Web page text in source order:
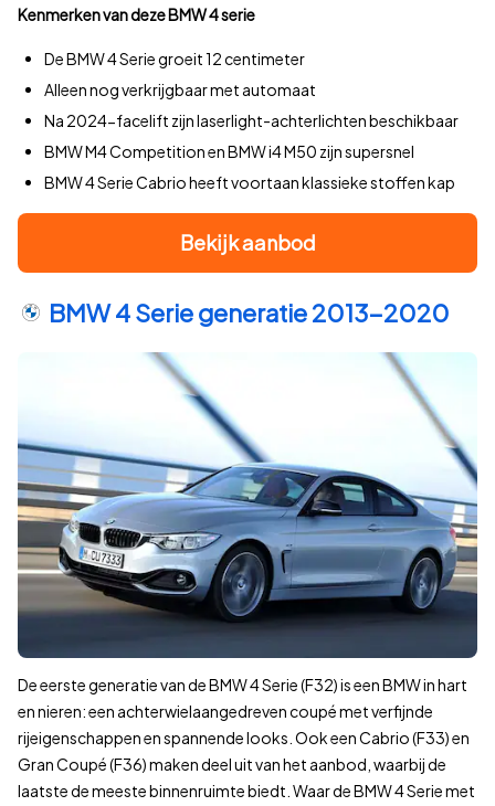
170.000–180.000 km
180.000–190.000 km
190.000–200.000 km
220.000–230.000 km
230.000–240.000 km
250.000–260.000 km
270.000–280.000 km
Wat is de gemiddelde prijs per bouwjaar?
Minimumprijs, gemiddelde prijs, maximumprijs en aantal
Bouwjaar
2013
€
2014
€
2015
€
2016
€
€
2018
€
2020
€
2021
2022
€
2023
2024
€
Kenmerken van deze BMW 4 serie
De BMW 4 Serie groeit 12 centimeter
Alleen nog verkrijgbaar met automaat
Na 2024-facelift zijn laserlight-achterlichten beschikbaar
BMW M4 Competition en BMW i4 M50 zijn supersnel
BMW 4 Serie Cabrio heeft voortaan klassieke stoffen kap
Bekijk aanbod
BMW 4 Serie generatie 2013-2020
De eerste generatie van de BMW 4 Serie (F32) is een BMW in hart
en nieren: een achterwielaangedreven coupé met verfijnde
rijeigenschappen en spannende looks. Ook een Cabrio (F33) en
Gran Coupé (F36) maken deel uit van het aanbod, waarbij de
laatste de meeste binnenruimte biedt. Waar de BMW 4 Serie met